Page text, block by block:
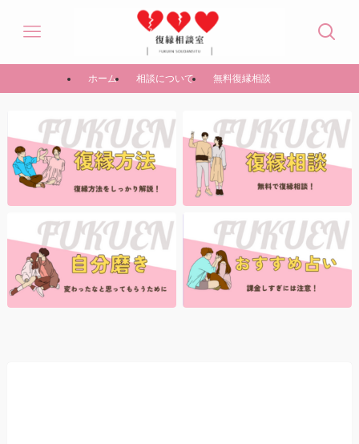
ホーム 相談について 無料復縁相談